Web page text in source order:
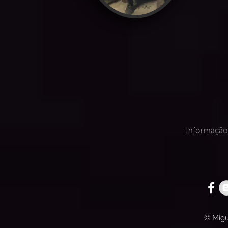
informação
©